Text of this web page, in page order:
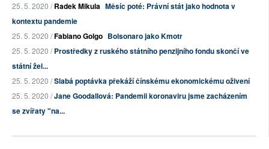
25. 5. 2020 /Radek Mikula Měsíc poté: Právní stát jako hodnota v
kontextu pandemie
25. 5. 2020 /Fabiano Golgo Bolsonaro jako Kmotr
25. 5. 2020 /Prostředky z ruského státního penzijního fondu skončí ve
státní žel...
25. 5. 2020 /Slabá poptávka překáží čínskému ekonomickému oživení
25. 5. 2020 /Jane Goodallová: Pandemii koronaviru jsme zacházením
se zvířaty "na...